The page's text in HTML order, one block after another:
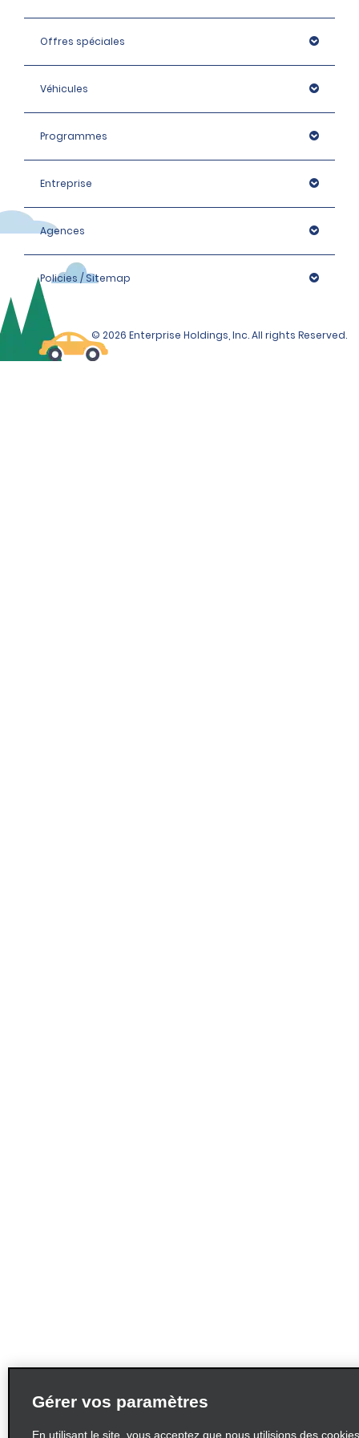
Minibus Mini, Standard et Grand modèle : 900 EUR
Élite Intermédiaire, Premium et Monospace : 1 400 EUR
Élite Premium, Luxe et Élite Luxe, Monospace : 1 600 EUR
Offres spéciales
Véhicules
Programmes
Entreprise
Agences
Policies / Sitemap
© 2026 Enterprise Holdings, Inc. All rights Reserved.
Gérer vos paramètres
En utilisant le site, vous acceptez que nous utilisions des